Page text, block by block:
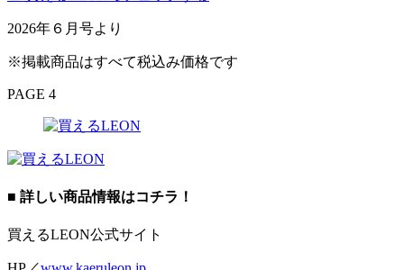
2026年６月号より
※掲載商品はすべて税込み価格です
PAGE 4
■ 詳しい商品情報はコチラ！
買えるLEON公式サイト